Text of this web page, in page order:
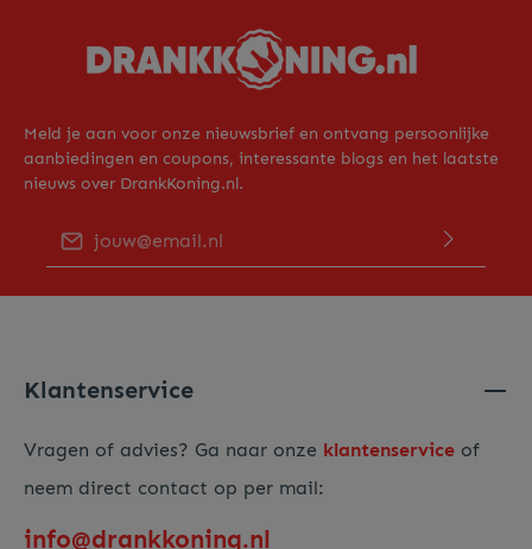
Meld je aan voor onze nieuwsbrief en ontvang persoonlijke
aanbiedingen en coupons, interessante blogs en het laatste
nieuws over DrankKoning.nl.
Klantenservice
Vragen of advies? Ga naar onze klantenservice of
neem direct contact op per mail:
info@drankkoning.nl